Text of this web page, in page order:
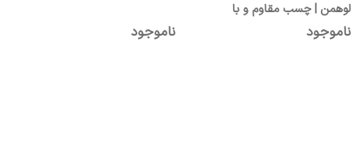
لوهمن | چسب مقاوم و با
چسبندگی بالا
ناموجود ناموجود